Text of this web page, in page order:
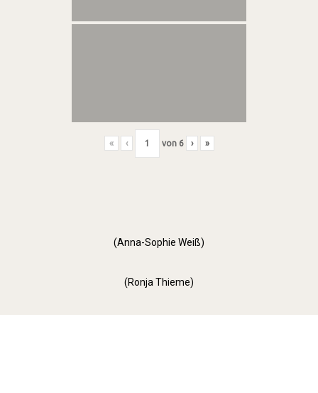
« ‹ von 6 › »
(Anna-Sophie Weiß)
(Ronja Thieme)